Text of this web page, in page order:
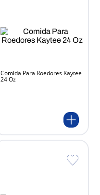
Comida Para Roedores Kaytee
24 Oz